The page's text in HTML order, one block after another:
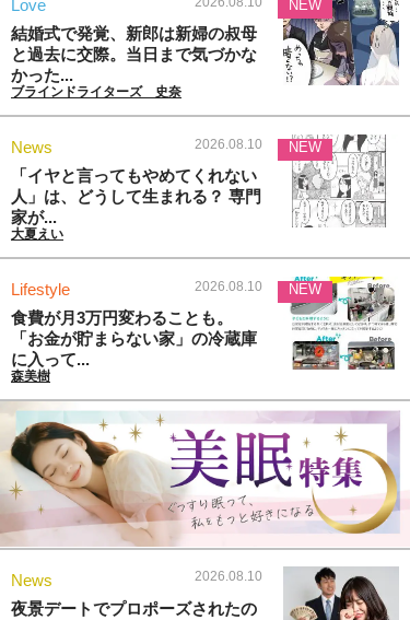
Love
結婚式で発覚、新郎は新婦の叔母
と過去に交際。当日まで気づかな
かった...
ブラインドライターズ 史奈
NEW
News 2026.08.10
「イヤと言ってもやめてくれない
人」は、どうして生まれる？ 専門
家が...
大夏えい
NEW
Lifestyle 2026.08.10
食費が月3万円変わることも。
「お金が貯まらない家」の冷蔵庫
に入って...
森美樹
NEW
News 2026.08.10
夜景デートでプロポーズされたの